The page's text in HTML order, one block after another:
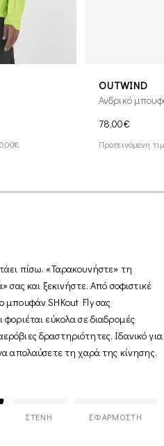
OUTWIND
Ανδρικό
78,00€
Προτεινόμενη
πίσω. «Ταρακουνήστε» τη
σας και ξεκινήστε. Από σοφιστικέ
μπουφάν SHKout Fly σας
εύκολα σε διαδρομές
δραστηριότητες. Ιδανικό για
απολαύσετε τη χαρά της κίνησης.
ΣΤΕΝΉ ΕΦΑΡΜΟΣΤΉ